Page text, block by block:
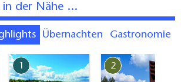
in der Nähe ...
Übernachten Gastronomie
1 2